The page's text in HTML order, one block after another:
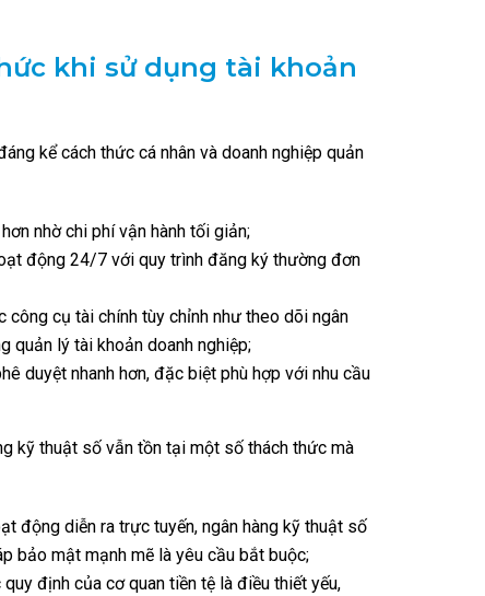
khi sử dụng tài khoản
kể cách thức cá nhân và doanh nghiệp quản
nhờ chi phí vận hành tối giản;
động 24/7 với quy trình đăng ký thường đơn
công cụ tài chính tùy chỉnh như theo dõi ngân
quản lý tài khoản doanh nghiệp;
duyệt nhanh hơn, đặc biệt phù hợp với nhu cầu
kỹ thuật số vẫn tồn tại một số thách thức mà
động diễn ra trực tuyến, ngân hàng kỹ thuật số
bảo mật mạnh mẽ là yêu cầu bắt buộc;
định của cơ quan tiền tệ là điều thiết yếu,